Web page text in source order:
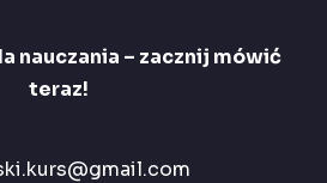
nauczania – zacznij mówić
teraz!